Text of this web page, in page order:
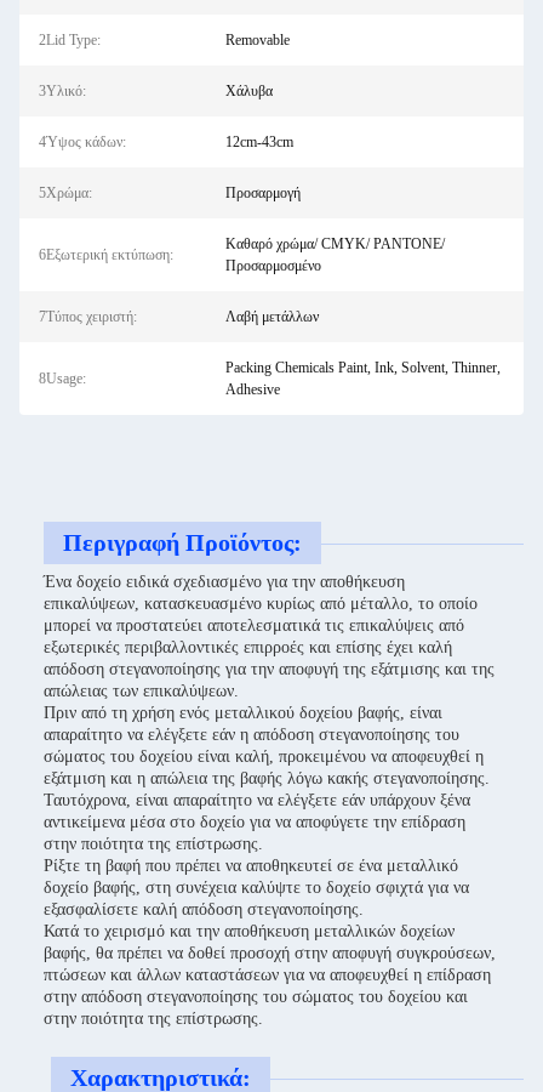
2Lid Type: Removable
3Υλικό: Χάλυβα
4Ύψος κάδων: 12cm-43cm
5Χρώμα: Προσαρμογή
6Εξωτερική εκτύπωση:
Καθαρό χρώμα/ CMYK/ PANTONE/
Προσαρμοσμένο
7Τύπος χειριστή: Λαβή μετάλλων
8Usage:
Packing Chemicals Paint, Ink, Solvent, Thinner,
Adhesive
Περιγραφή Προϊόντος:
Ένα δοχείο ειδικά σχεδιασμένο για την αποθήκευση
επικαλύψεων, κατασκευασμένο κυρίως από μέταλλο, το οποίο
μπορεί να προστατεύει αποτελεσματικά τις επικαλύψεις από
εξωτερικές περιβαλλοντικές επιρροές και επίσης έχει καλή
απόδοση στεγανοποίησης για την αποφυγή της εξάτμισης και της
απώλειας των επικαλύψεων.
Πριν από τη χρήση ενός μεταλλικού δοχείου βαφής, είναι
απαραίτητο να ελέγξετε εάν η απόδοση στεγανοποίησης του
σώματος του δοχείου είναι καλή, προκειμένου να αποφευχθεί η
εξάτμιση και η απώλεια της βαφής λόγω κακής στεγανοποίησης.
Ταυτόχρονα, είναι απαραίτητο να ελέγξετε εάν υπάρχουν ξένα
αντικείμενα μέσα στο δοχείο για να αποφύγετε την επίδραση
στην ποιότητα της επίστρωσης.
Ρίξτε τη βαφή που πρέπει να αποθηκευτεί σε ένα μεταλλικό
δοχείο βαφής, στη συνέχεια καλύψτε το δοχείο σφιχτά για να
εξασφαλίσετε καλή απόδοση στεγανοποίησης.
Κατά το χειρισμό και την αποθήκευση μεταλλικών δοχείων
βαφής, θα πρέπει να δοθεί προσοχή στην αποφυγή συγκρούσεων,
πτώσεων και άλλων καταστάσεων για να αποφευχθεί η επίδραση
στην απόδοση στεγανοποίησης του σώματος του δοχείου και
στην ποιότητα της επίστρωσης.
Χαρακτηριστικά: